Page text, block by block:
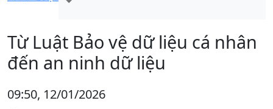
Từ Luật Bảo vệ dữ liệu cá nhân
đến an ninh dữ liệu
09:50, 12/01/2026